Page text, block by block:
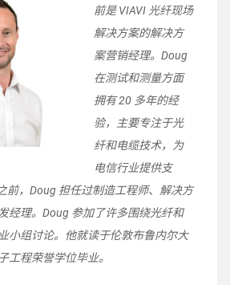
前是 VIAVI 光纤现场
解决方案的解决方
案营销经理。Doug
在测试和测量方面
拥有 20 多年的经
验，主要专注于光
纤和电缆技术，为
电信行业提供支
前，Doug 担任过制造工程师、解决方
经理。Doug 参加了许多围绕光纤和
小组讨论。他就读于伦敦布鲁内尔大
工程荣誉学位毕业。